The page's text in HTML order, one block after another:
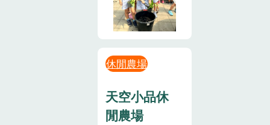
休閒農場
天空小品休
閒農場